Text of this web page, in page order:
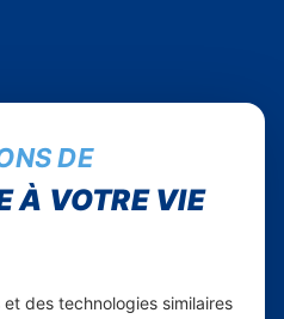
DE
À VOTRE VIE
des technologies similaires